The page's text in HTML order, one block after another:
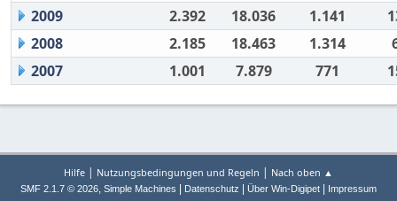
2009
2.392 18.036 1.141
2008
2.185 18.463 1.314
2007
1.001 7.879 771
Hilfe | Nutzungsbedingungen und Regeln | Nach oben ▲
SMF 2.1.7 © 2026, Simple Machines Datenschutz Über Win-Digipet Impressum